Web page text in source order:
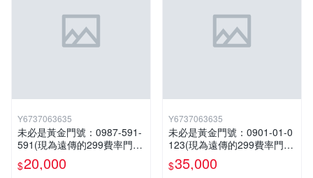
Y6737063635
未必是黃金門號：0987-591-
591(現為遠傳的299費率門
號，屆時將以無約狀態過
戶)。
$20,000
Y6737063635
未必是黃金門號：0901-01-0
123(現為遠傳的299費率門
號，屆時將以無約狀態過
戶)。
$35,000